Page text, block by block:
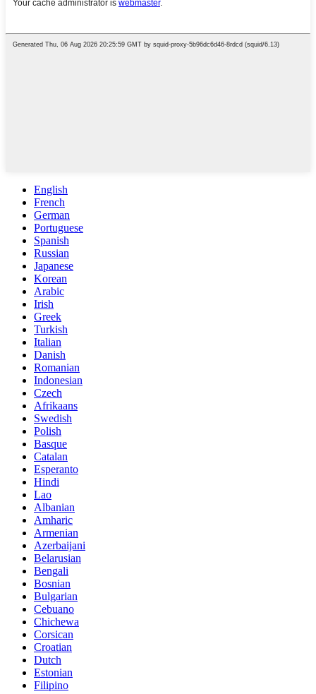
English
French
German
Portuguese
Spanish
Russian
Japanese
Korean
Arabic
Irish
Greek
Turkish
Italian
Danish
Romanian
Indonesian
Czech
Afrikaans
Swedish
Polish
Basque
Catalan
Esperanto
Hindi
Lao
Albanian
Amharic
Armenian
Azerbaijani
Belarusian
Bengali
Bosnian
Bulgarian
Cebuano
Chichewa
Corsican
Croatian
Dutch
Estonian
Filipino